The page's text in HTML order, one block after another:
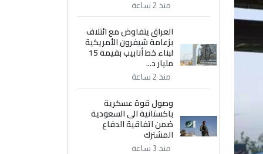
منذ 2 ساعة
العراق يتفاوض مع ائتلاف
بزعامة شيفرون الأمريكية
لبناء خط أنابيب بقيمة 15
مليار د...
منذ 2 ساعة
وصول قوة عسكرية
باكستانية الى السعودية
ضمن اتفاقية الدفاع
المشترك
منذ 3 ساعة